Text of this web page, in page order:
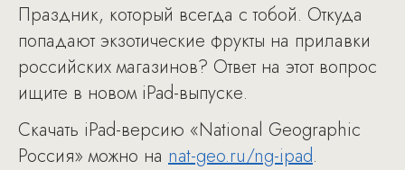
Праздник, который всегда с тобой. Откуда
попадают экзотические фрукты на прилавки
российских магазинов? Ответ на этот вопрос
ищите в новом iPad-выпуске.
Скачать iPad-версию «National Geographic
Россия» можно на nat-geo.ru/ng-ipad.